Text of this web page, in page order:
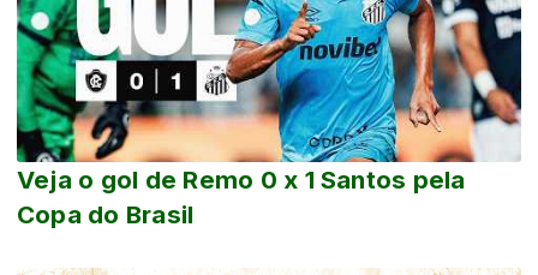
Veja o gol de Remo 0 x 1 Santos pela
Copa do Brasil